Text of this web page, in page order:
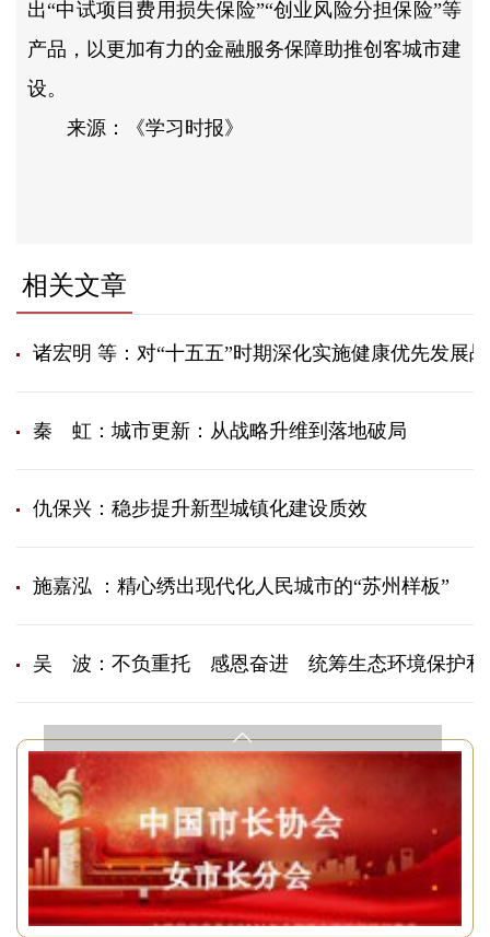
出“中试项目费用损失保险”“创业风险分担保险”等
产品，以更加有力的金融服务保障助推创客城市建
设。
来源：《学习时报》
相关文章
诸宏明 等：对“十五五”时期深化实施健康优先发展
秦 虹：城市更新：从战略升维到落地破局
仇保兴：稳步提升新型城镇化建设质效
施嘉泓 ：精心绣出现代化人民城市的“苏州样板”
吴 波：不负重托 感恩奋进 统筹生态环境保护和